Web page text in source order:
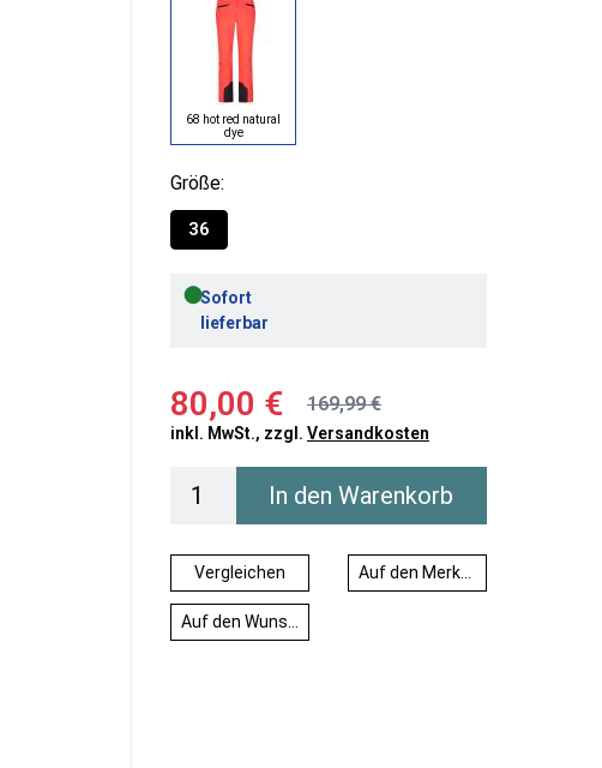
68 hot red natural
dye
Größe:
36
●Sofort
lieferbar
80,00 € 169,99 €
inkl. MwSt., zzgl. Versandkosten
In den Warenkorb
Vergleichen